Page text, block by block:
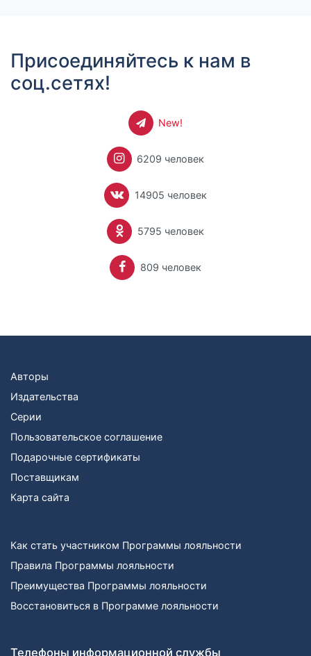
Присоединяйтесь к нам в
соц.сетях!
New!
6209 человек
14905 человек
5795 человек
809 человек
Авторы
Издательства
Серии
Пользовательское соглашение
Подарочные сертификаты
Поставщикам
Карта сайта
Как стать участником Программы лояльности
Правила Программы лояльности
Преимущества Программы лояльности
Восстановиться в Программе лояльности
Телефоны информационной службы